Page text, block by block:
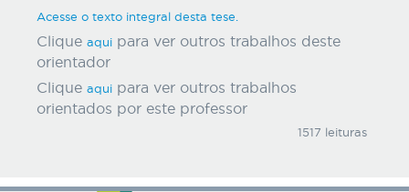
Acesse o texto integral desta tese.
Clique aqui para ver outros trabalhos deste
orientador
Clique aqui para ver outros trabalhos
orientados por este professor
1517 leituras